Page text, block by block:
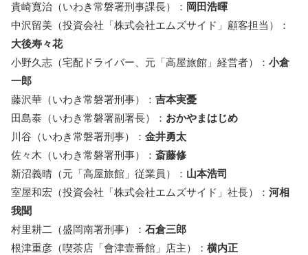
貴崎寛治（いわき常磐署刑事課長）： 岡田浩暉
中沢留美（投資会社「株式会社エムズサイド」顧客担当）：
大後寿々花
小野久志（宅配ドライバー、元「高屋旅館」経営者）： 小倉
一郎
藤沢華（いわき常磐署刑事）： 吉本実憂
田島泰（いわき常磐署副署長）： おかやまはじめ
川谷（いわき常磐署刑事）： 金井勇太
佐々木（いわき常磐署刑事）： 斎藤修
新沼義晴（元「高屋旅館」従業員）： 山本浩司
室屋和宏（投資会社「株式会社エムズサイド」社長）： 河相
我聞
村里耕二（盛岡南署刑事）： 石倉三郎
根津重彦（喫茶店「會津壹番館」店主）： 横内正